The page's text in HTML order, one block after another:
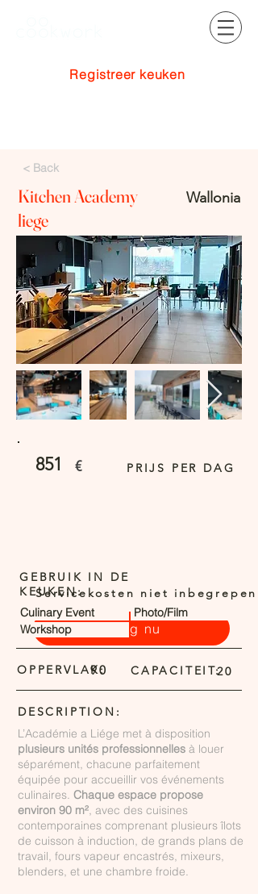
Registreer keuken
< Back
Wallonia
Kitchen Academy
liege
851 € PRIJS PER DAG
Servicekosten niet inbegrepen
Vraag nu
GEBRUIK IN DE
KEUKEN:
Culinary Event
Workshop
Photo/Film
OPPERVLAK:
90 CAPACITEIT:20
DESCRIPTION:
L’Académie a Liége met à disposition
plusieurs unités professionnelles à louer
séparément, chacune parfaitement
équipée pour accueillir vos événements
culinaires. Chaque espace propose
environ 90 m², avec des cuisines
contemporaines comprenant plusieurs îlots
de cuisson à induction, de grands plans de
travail, fours vapeur encastrés, mixeurs,
blenders, et une chambre froide.